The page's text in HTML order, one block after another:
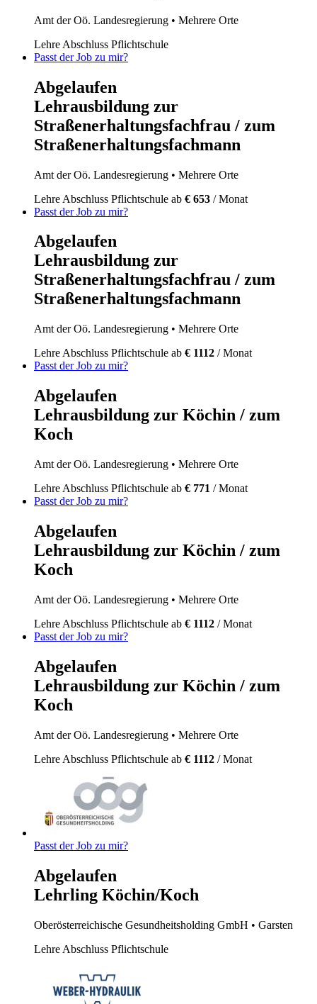
Amt der Oö. Landesregierung • Mehrere Orte
Lehre Abschluss Pflichtschule
Passt der Job zu mir?
Abgelaufen
Lehrausbildung zur
Straßenerhaltungsfachfrau / zum
Straßenerhaltungsfachmann
Amt der Oö. Landesregierung • Mehrere Orte
Lehre Abschluss Pflichtschule ab € 653 / Monat
Passt der Job zu mir?
Abgelaufen
Lehrausbildung zur
Straßenerhaltungsfachfrau / zum
Straßenerhaltungsfachmann
Amt der Oö. Landesregierung • Mehrere Orte
Lehre Abschluss Pflichtschule ab € 1112 / Monat
Passt der Job zu mir?
Abgelaufen
Lehrausbildung zur Köchin / zum
Koch
Amt der Oö. Landesregierung • Mehrere Orte
Lehre Abschluss Pflichtschule ab € 771 / Monat
Passt der Job zu mir?
Abgelaufen
Lehrausbildung zur Köchin / zum
Koch
Amt der Oö. Landesregierung • Mehrere Orte
Lehre Abschluss Pflichtschule ab € 1112 / Monat
Passt der Job zu mir?
Abgelaufen
Lehrausbildung zur Köchin / zum
Koch
Amt der Oö. Landesregierung • Mehrere Orte
Lehre Abschluss Pflichtschule ab € 1112 / Monat
Passt der Job zu mir?
Abgelaufen
Lehrling Köchin/Koch
Oberösterreichische Gesundheitsholding GmbH • Garsten
Lehre Abschluss Pflichtschule